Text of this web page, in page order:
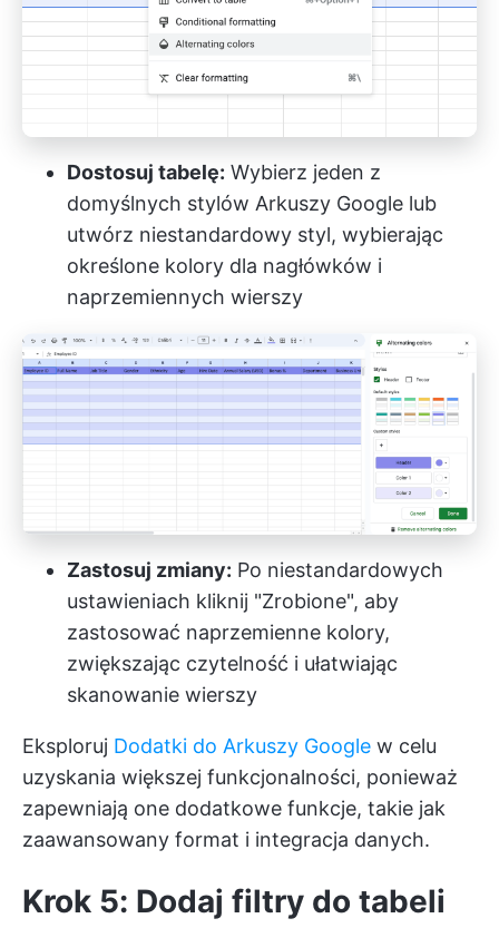
Dostosuj tabelę: Wybierz jeden z
domyślnych stylów Arkuszy Google lub
utwórz niestandardowy styl, wybierając
określone kolory dla nagłówków i
naprzemiennych wierszy
Zastosuj zmiany: Po niestandardowych
ustawieniach kliknij "Zrobione", aby
zastosować naprzemienne kolory,
zwiększając czytelność i ułatwiając
skanowanie wierszy
Eksploruj Dodatki do Arkuszy Google w celu
uzyskania większej funkcjonalności, ponieważ
zapewniają one dodatkowe funkcje, takie jak
zaawansowany format i integracja danych.
Krok 5: Dodaj filtry do tabeli